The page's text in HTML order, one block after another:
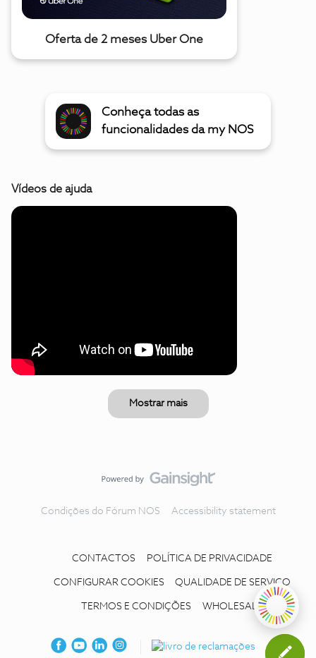
Oferta de 2 meses Uber One
Conheça todas as
funcionalidades da my NOS
Vídeos de ajuda
Mostrar mais
Condições do Fórum NOS Accessibility statement
CONTACTOS POLÍTICA DE PRIVACIDADE
CONFIGURAR COOKIES QUALIDADE DE SERVIÇO
TERMOS E CONDIÇÕES WHOLESALE